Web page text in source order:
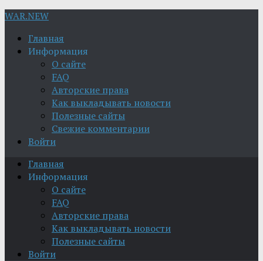
WAR.NEW
Главная
Информация
О сайте
FAQ
Авторские права
Как выкладывать новости
Полезные сайты
Свежие комментарии
Войти
Главная
Информация
О сайте
FAQ
Авторские права
Как выкладывать новости
Полезные сайты
Войти